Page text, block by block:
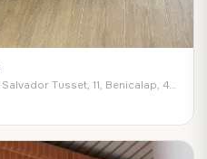
Safel Beauty Cult Valencia. C/ de Salvador Tusset, 11, Benicalap, 46025 València, Valencia, Spain